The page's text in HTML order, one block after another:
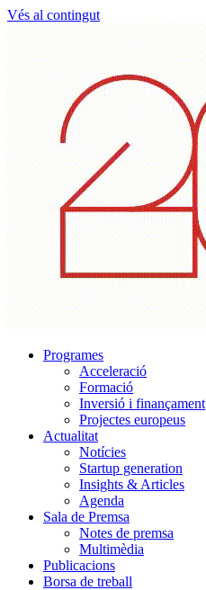
Vés al contingut
Programes
Acceleració
Formació
Inversió i finançament
Projectes europeus
Actualitat
Notícies
Startup generation
Insights & Articles
Agenda
Sala de Premsa
Notes de premsa
Multimèdia
Publicacions
Borsa de treball